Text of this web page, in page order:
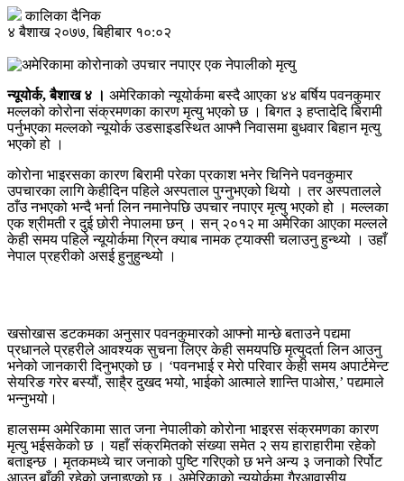
कालिका दैनिक
४ बैशाख २०७७, बिहीबार १०:०२
न्यूयोर्क, बैशाख ४ । अमेरिकाको न्यूयोर्कमा बस्दै आएका ४४ बर्षिय पवनकुमार
मल्लको कोरोना संक्रमणका कारण मृत्यु भएको छ । बिगत ३ हप्तादेदि बिरामी
पर्नुभएका मल्लको न्यूयोर्क उडसाइडस्थित आफ्नै निवासमा बुधवार बिहान मृत्यु
भएको हो ।
कोरोना भाइरसका कारण बिरामी परेका प्रकाश भनेर चिनिने पवनकुमार
उपचारका लागि केहीदिन पहिले अस्पताल पुग्नुभएको थियो । तर अस्पतालले
ठाँउ नभएको भन्दै भर्ना लिन नमानेपछि उपचार नपाएर मृत्यु भएको हो । मल्लका
एक श्रीमती र दुई छोरी नेपालमा छन् । सन् २०१२ मा अमेरिका आएका मल्लले
केही समय पहिले न्यूयोर्कमा ग्रिन क्याब नामक ट्याक्सी चलाउनु हुन्थ्यो । उहाँ
नेपाल प्रहरीको असई हुनुहुन्थ्यो ।
खसोखास डटकमका अनुसार पवनकुमारको आफ्नो मान्छे बताउने पद्यमा
प्रधानले प्रहरीले आवश्यक सुचना लिएर केही समयपछि मृत्युदर्ता लिन आउनु
भनेको जानकारी दिनुभएको छ । ‘पवनभाई र मेरो परिवार केही समय अपार्टमेन्ट
सेयरिङ गरेर बस्यौं, साहै्र दुखद भयो, भाईको आत्माले शान्ति पाओस,’ पद्यमाले
भन्नुभयो।
हालसम्म अमेरिकामा सात जना नेपालीको कोरोना भाइरस संक्रमणका कारण
मृत्यु भईसकेको छ । यहाँ संक्रमितको संख्या समेत २ सय हाराहारीमा रहेको
बताइन्छ । मृतकमध्ये चार जनाको पुष्टि गरिएको छ भने अन्य ३ जनाको रिर्पोट
आउन बाँकी रहेको जनाइएको छ । अमेरिकाको न्यूयोर्कमा गैरआवासीय